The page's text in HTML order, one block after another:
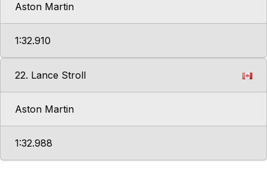
Aston Martin
1:32.910
22. Lance Stroll
Aston Martin
1:32.988